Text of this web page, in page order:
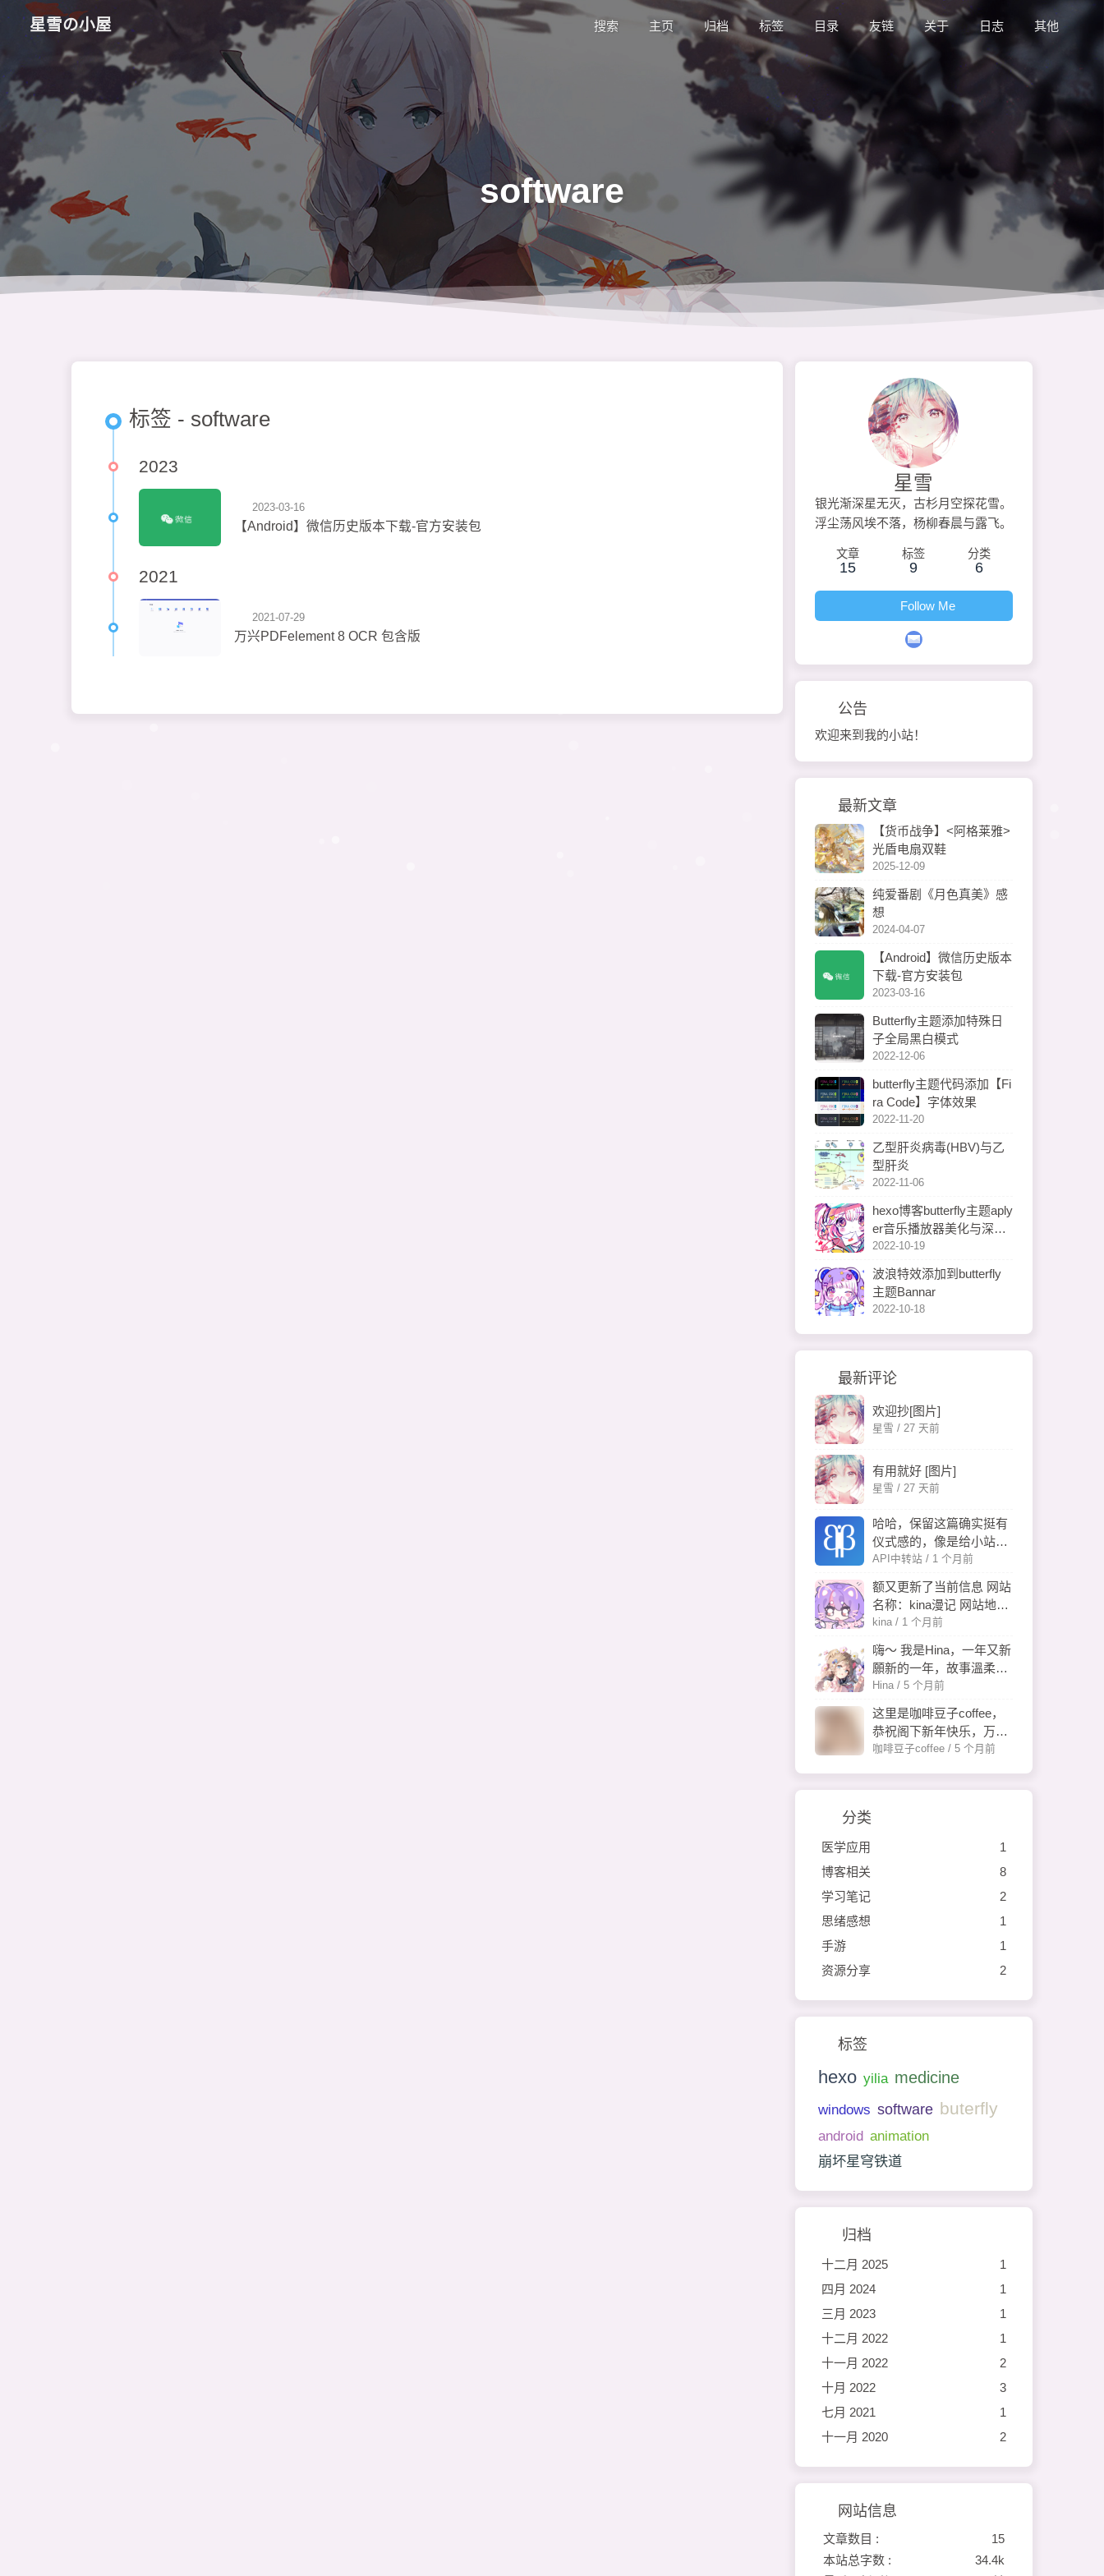
星雪の小屋 搜索 主页 归档 标签 目录 友链 关于 日志 其他
software
标签 - software
2023
2023-03-16
【Android】微信历史版本下载-官方安装包
2021
2021-07-29
万兴PDFelement 8 OCR 包含版
星雪
银光渐深星无灭，古杉月空探花雪。
浮尘荡风埃不落，杨柳春晨与露飞。
文章
15
标签
9
分类
6
Follow Me
公告
欢迎来到我的小站！
最新文章
【货币战争】<阿格莱雅>
光盾电扇双鞋
2025-12-09
纯爱番剧《月色真美》感
想
2024-04-07
【Android】微信历史版本
下载-官方安装包
2023-03-16
Butterfly主题添加特殊日
子全局黑白模式
2022-12-06
butterfly主题代码添加【Fi
ra Code】字体效果
2022-11-20
乙型肝炎病毒(HBV)与乙
型肝炎
2022-11-06
hexo博客butterfly主题aply
er音乐播放器美化与深色
模式
2022-10-19
波浪特效添加到butterfly
主题Bannar
2022-10-18
最新评论
欢迎抄[图片]
星雪 / 27 天前
有用就好 [图片]
星雪 / 27 天前
哈哈，保留这篇确实挺有
仪式感的，像是给小站留
下一个“出生证明”。以后
回头看，应该也能想起当
时折腾环境、看到页面跑
起来那一刻的开心。
API中转站 / 1 个月前
额又更新了当前信息 网站
名称：kina漫记 网站地
址：[链接] 网站图标：[链
接] 网站描述：千鹤飞,樱
花映樱井,春梦轻绕 联系
方式:shuzhishaoju@gmai
kina / 1 个月前
嗨～ 我是Hina，一年又新
願新的一年，故事溫柔，
伏筆皆善 😉
Hina / 5 个月前
这里是咖啡豆子coffee，
恭祝阁下新年快乐，万事
如意~🎉
咖啡豆子coffee / 5 个月前
分类
医学应用
1
博客相关
8
学习笔记
2
思绪感想
1
手游
1
资源分享
2
标签
hexo yilia medicine
windows software buterfly
android animation
崩坏星穹铁道
归档
十二月 2025
1
四月 2024
1
三月 2023
1
十二月 2022
1
十一月 2022
2
十月 2022
3
七月 2021
1
十一月 2020
2
网站信息
文章数目 :
15
本站总字数 :
34.4k